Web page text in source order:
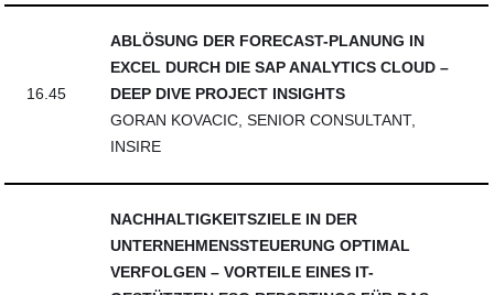
16.45
ABLÖSUNG DER FORECAST-PLANUNG IN
EXCEL DURCH DIE SAP ANALYTICS CLOUD –
DEEP DIVE PROJECT INSIGHTS
GORAN KOVACIC, SENIOR CONSULTANT,
INSIRE
NACHHALTIGKEITSZIELE IN DER
UNTERNEHMENSSTEUERUNG OPTIMAL
VERFOLGEN – VORTEILE EINES IT-